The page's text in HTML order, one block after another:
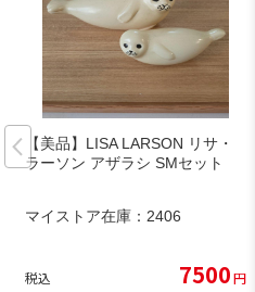
【美品】LISA LARSON リサ・
ラーソン アザラシ SMセット
マイストア在庫： 2406
税込 7500円